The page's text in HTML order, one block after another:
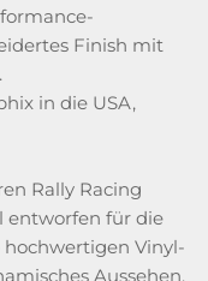
Finish mit
in die USA,
Rally Racing
entworfen für die
hochwertigen Vinyl-
Aussehen,